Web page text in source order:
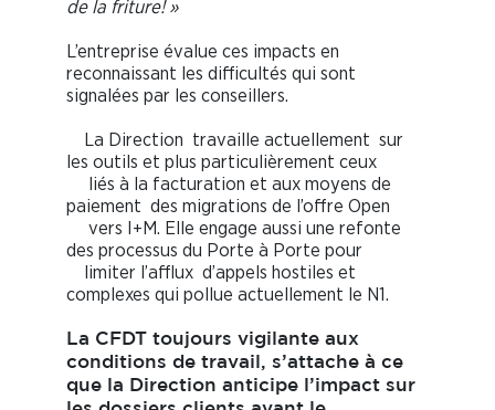
de la friture! »
L’entreprise évalue ces impacts en
reconnaissant les difficultés qui sont
signalées par les conseillers.
La Direction travaille actuellement sur
les outils et plus particulièrement ceux
liés à la facturation et aux moyens de
paiement des migrations de l’offre Open
vers I+M. Elle engage aussi une refonte
des processus du Porte à Porte pour
limiter l’afflux d’appels hostiles et
complexes qui pollue actuellement le N1.
La CFDT toujours vigilante aux
conditions de travail, s’attache à ce
que la Direction anticipe l’impact sur